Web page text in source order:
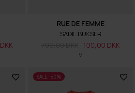
M
RUE DE FEMME
SADIE BUKSER
100,00 DKK
SALE -50%